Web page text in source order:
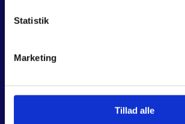
Statistik
Marketing
Tillad alle
JJ MOTORCYKLER
CVR 44928280
webshop@jjmotorcykler.dk